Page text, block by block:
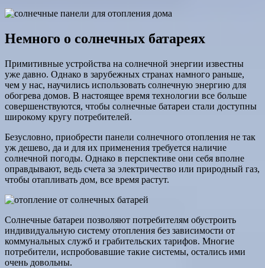
Немного о солнечных батареях
Примитивные устройства на солнечной энергии известны
уже давно. Однако в зарубежных странах намного раньше,
чем у нас, научились использовать солнечную энергию для
обогрева домов. В настоящее время технологии все больше
совершенствуются, чтобы солнечные батареи стали доступны
широкому кругу потребителей.
Безусловно, приобрести панели солнечного отопления не так
уж дешево, да и для их применения требуется наличие
солнечной погоды. Однако в перспективе они себя вполне
оправдывают, ведь счета за электричество или природный газ,
чтобы отапливать дом, все время растут.
Солнечные батареи позволяют потребителям обустроить
индивидуальную систему отопления без зависимости от
коммунальных служб и грабительских тарифов. Многие
потребители, испробовавшие такие системы, остались ими
очень довольны.